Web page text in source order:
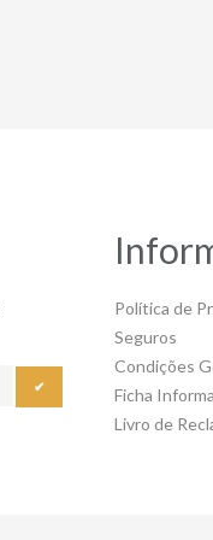
✔
Política de
Seguros
Condições
Ficha
Livro de